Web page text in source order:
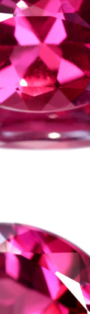
ご注文手続き
カートを見る
お買い物を続ける